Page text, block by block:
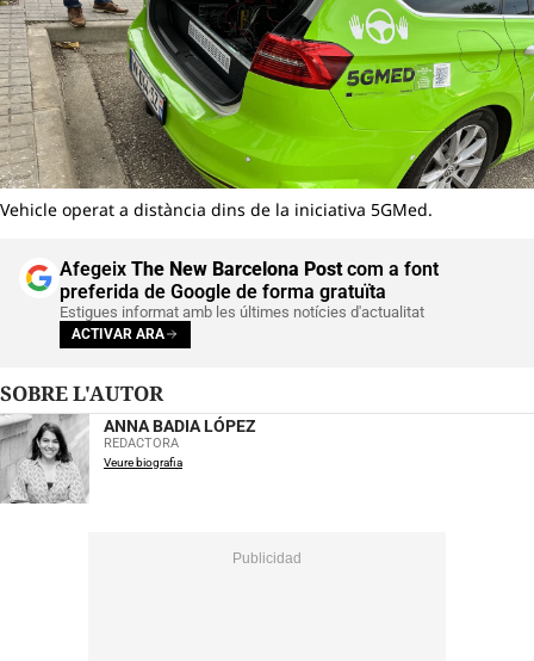
Vehicle operat a distància dins de la iniciativa 5GMed.
Afegeix The New Barcelona Postcom a font
preferida de Google de forma gratuïta
Estigues informat amb les últimes notícies d'actualitat
ACTIVAR ARA
SOBRE L'AUTOR
ANNA BADIA LÓPEZ
REDACTORA
Veure biografia